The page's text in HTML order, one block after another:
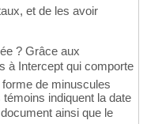
et de les avoir
? Grâce aux
à Intercept qui comporte
de minuscules
indiquent la date
document ainsi que le